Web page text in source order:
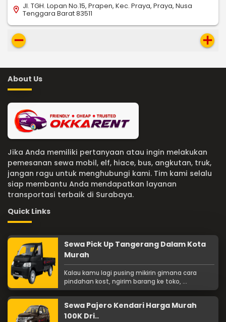
location_on Jl. TGH. Lopan No.15, Prapen, Kec. Praya, Praya, Nusa
Tenggara Barat 83511
remove add
About Us
Jika Anda memiliki pertanyaan atau ingin melakukan
pemesanan sewa mobil, elf, hiace, bus, angkutan, truk,
jangan ragu untuk menghubungi kami. Tim kami selalu
siap membantu Anda mendapatkan layanan
transportasi terbaik di Surabaya.
Quick Links
Sewa Pick Up Tangerang Dalam Kota
Murah
Kalau kamu lagi pusing mikirin gimana cara
pindahan kost, ngirim barang ke toko, ...
Sewa Pajero Kendari Harga Murah
100K Dri..